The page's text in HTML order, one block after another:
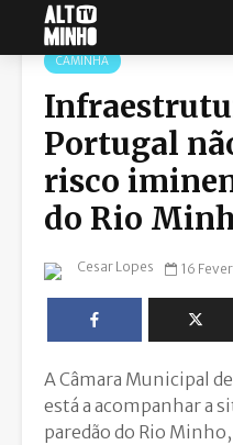
CAMINHA
Portugal
risco
do Rio
Cesar Lopes 16
A Câmara Municipal
está a acompanhar a
paredão do Rio